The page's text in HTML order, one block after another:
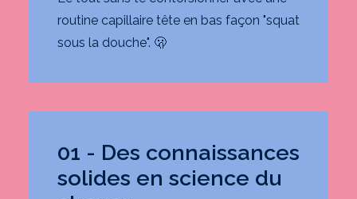
01 - Des connaissances
solides en science du
routine capillaire tête en bas façon "squat
sous la douche". 🫢